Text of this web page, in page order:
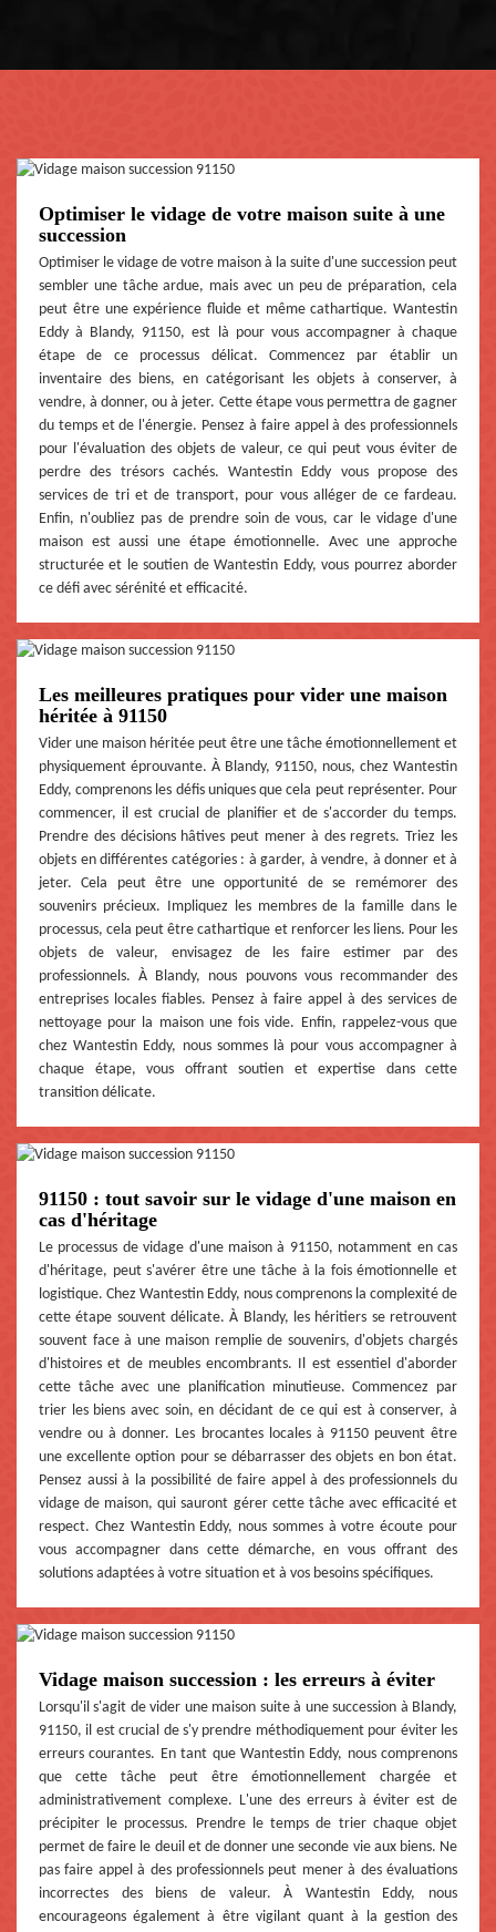
Optimiser le vidage de votre maison suite à une
succession
Optimiser le vidage de votre maison à la suite d'une succession peut
sembler une tâche ardue, mais avec un peu de préparation, cela
peut être une expérience fluide et même cathartique. Wantestin
Eddy à Blandy, 91150, est là pour vous accompagner à chaque
étape de ce processus délicat. Commencez par établir un
inventaire des biens, en catégorisant les objets à conserver, à
vendre, à donner, ou à jeter. Cette étape vous permettra de gagner
du temps et de l'énergie. Pensez à faire appel à des professionnels
pour l'évaluation des objets de valeur, ce qui peut vous éviter de
perdre des trésors cachés. Wantestin Eddy vous propose des
services de tri et de transport, pour vous alléger de ce fardeau.
Enfin, n'oubliez pas de prendre soin de vous, car le vidage d'une
maison est aussi une étape émotionnelle. Avec une approche
structurée et le soutien de Wantestin Eddy, vous pourrez aborder
ce défi avec sérénité et efficacité.
Les meilleures pratiques pour vider une maison
héritée à 91150
Vider une maison héritée peut être une tâche émotionnellement et
physiquement éprouvante. À Blandy, 91150, nous, chez Wantestin
Eddy, comprenons les défis uniques que cela peut représenter. Pour
commencer, il est crucial de planifier et de s'accorder du temps.
Prendre des décisions hâtives peut mener à des regrets. Triez les
objets en différentes catégories : à garder, à vendre, à donner et à
jeter. Cela peut être une opportunité de se remémorer des
souvenirs précieux. Impliquez les membres de la famille dans le
processus, cela peut être cathartique et renforcer les liens. Pour les
objets de valeur, envisagez de les faire estimer par des
professionnels. À Blandy, nous pouvons vous recommander des
entreprises locales fiables. Pensez à faire appel à des services de
nettoyage pour la maison une fois vide. Enfin, rappelez-vous que
chez Wantestin Eddy, nous sommes là pour vous accompagner à
chaque étape, vous offrant soutien et expertise dans cette
transition délicate.
91150 : tout savoir sur le vidage d'une maison en
cas d'héritage
Le processus de vidage d'une maison à 91150, notamment en cas
d'héritage, peut s'avérer être une tâche à la fois émotionnelle et
logistique. Chez Wantestin Eddy, nous comprenons la complexité de
cette étape souvent délicate. À Blandy, les héritiers se retrouvent
souvent face à une maison remplie de souvenirs, d'objets chargés
d'histoires et de meubles encombrants. Il est essentiel d'aborder
cette tâche avec une planification minutieuse. Commencez par
trier les biens avec soin, en décidant de ce qui est à conserver, à
vendre ou à donner. Les brocantes locales à 91150 peuvent être
une excellente option pour se débarrasser des objets en bon état.
Pensez aussi à la possibilité de faire appel à des professionnels du
vidage de maison, qui sauront gérer cette tâche avec efficacité et
respect. Chez Wantestin Eddy, nous sommes à votre écoute pour
vous accompagner dans cette démarche, en vous offrant des
solutions adaptées à votre situation et à vos besoins spécifiques.
Vidage maison succession : les erreurs à éviter
Lorsqu'il s'agit de vider une maison suite à une succession à Blandy,
91150, il est crucial de s'y prendre méthodiquement pour éviter les
erreurs courantes. En tant que Wantestin Eddy, nous comprenons
que cette tâche peut être émotionnellement chargée et
administrativement complexe. L'une des erreurs à éviter est de
précipiter le processus. Prendre le temps de trier chaque objet
permet de faire le deuil et de donner une seconde vie aux biens. Ne
pas faire appel à des professionnels peut mener à des évaluations
incorrectes des biens de valeur. À Wantestin Eddy, nous
encourageons également à être vigilant quant à la gestion des